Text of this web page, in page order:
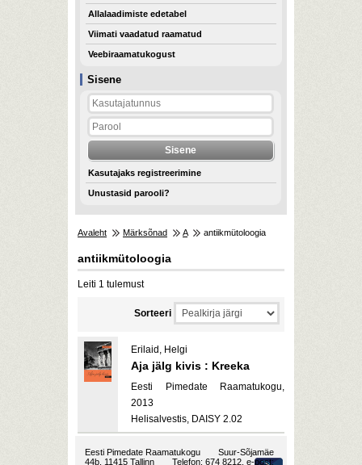
Sisene
Kasutajaks registreerimine
Unustasid parooli?
Allalaadimiste edetabel
Viimati vaadatud raamatud
Veebiraamatukogust
Avaleht Märksõnad A antiikmütoloogia
antiikmütoloogia
Leiti 1 tulemust
Sorteeri
Erilaid, Helgi
Aja jälg kivis : Kreeka
Eesti Pimedate Raamatukogu,
2013
Helisalvestis, DAISY 2.02
Eesti Pimedate Raamatukogu
Suur-Sõjamäe
44b, 11415 Tallinn
Telefon: 674 8212, e-post: